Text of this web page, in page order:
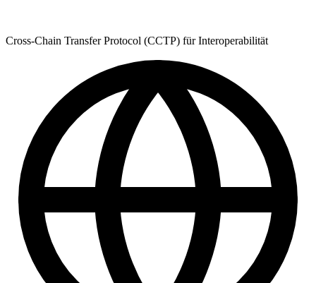
Cross-Chain Transfer Protocol (CCTP) für Interoperabilität